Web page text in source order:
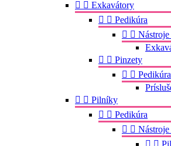
  Exkavátory
  Pedikúra
 
  Pinzety
  Pedikúra
  Pilníky
  Pedikúra
 
 